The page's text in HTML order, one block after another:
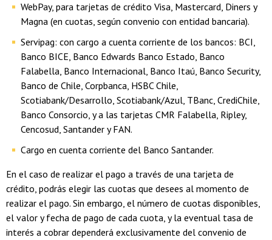
WebPay, para tarjetas de crédito Visa, Mastercard, Diners y
Magna (en cuotas, según convenio con entidad bancaria).
Servipag: con cargo a cuenta corriente de los bancos: BCI,
Banco BICE, Banco Edwards Banco Estado, Banco
Falabella, Banco Internacional, Banco Itaú, Banco Security,
Banco de Chile, Corpbanca, HSBC Chile,
Scotiabank/Desarrollo, Scotiabank/Azul, TBanc, CrediChile,
Banco Consorcio, y a las tarjetas CMR Falabella, Ripley,
Cencosud, Santander y FAN.
Cargo en cuenta corriente del Banco Santander.
En el caso de realizar el pago a través de una tarjeta de
crédito, podrás elegir las cuotas que desees al momento de
realizar el pago. Sin embargo, el número de cuotas disponibles,
el valor y fecha de pago de cada cuota, y la eventual tasa de
interés a cobrar dependerá exclusivamente del convenio de